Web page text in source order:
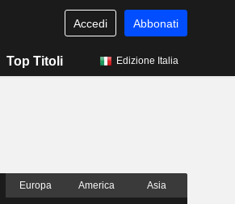
Accedi Abbonati
Top Titoli Edizione Italia
Europa America Asia